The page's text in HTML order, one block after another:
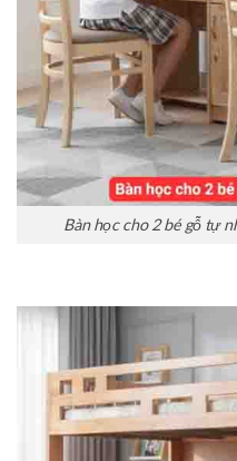
Bàn học cho 2 bé gỗ tự